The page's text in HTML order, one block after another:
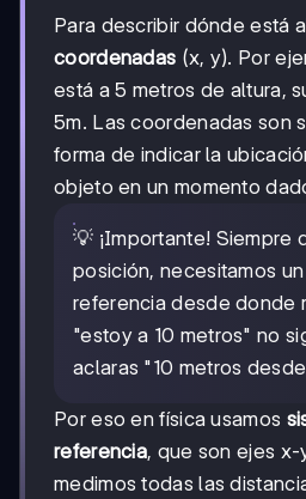
Para describir dónde está
coordenadas (x, y). Por
está a 5 metros de altura,
5m. Las coordenadas son
forma de indicar la
objeto en un momento
💡 ¡Importante! Siempre
posición, necesitamos
referencia desde donde
"estoy a 10 metros" no
aclaras "10 metros
Por eso en física usamos
referencia, que son ejes
medimos todas las